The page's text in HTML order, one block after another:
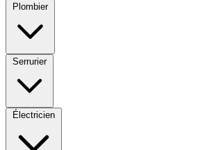
Plombier
Serrurier
Électricien